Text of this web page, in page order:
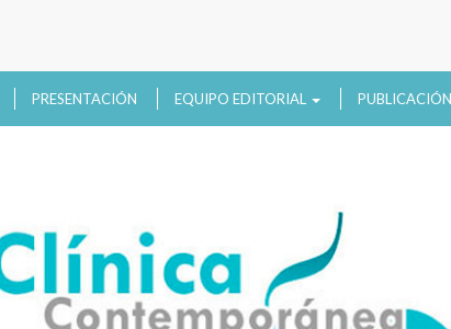
PRESENTACIÓN EQUIPO EDITORIAL PUBLICACIÓN